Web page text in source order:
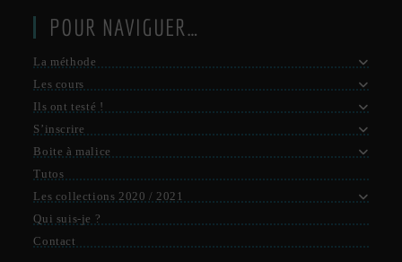
POUR NAVIGUER…
La méthode
Les cours
Ils ont testé !
S’inscrire
Boite à malice
Tutos
Les collections 2020 / 2021
Qui suis-je ?
Contact